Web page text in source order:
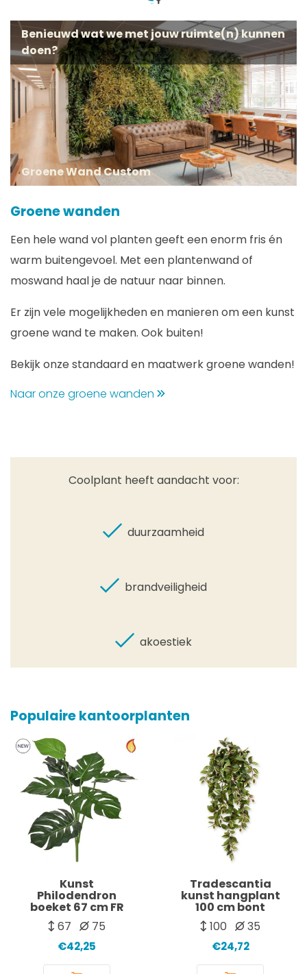
Benieuwd wat we met jouw ruimte(n) kunnen
doen?
Groene Wand Custom
Groene wanden
Een hele wand vol planten geeft een enorm fris én
warm buitengevoel. Met een plantenwand of
moswand haal je de natuur naar binnen.
Er zijn vele mogelijkheden en manieren om een kunst
groene wand te maken. Ook buiten!
Bekijk onze standaard en maatwerk groene wanden!
Naar onze groene wanden
Coolplant heeft aandacht voor:
duurzaamheid
brandveiligheid
akoestiek
Populaire kantoorplanten
Kunst
Philodendron
boeket 67 cm FR
67
75
€42,25
Tradescantia
kunst hangplant
100 cm bont
100
35
€24,72